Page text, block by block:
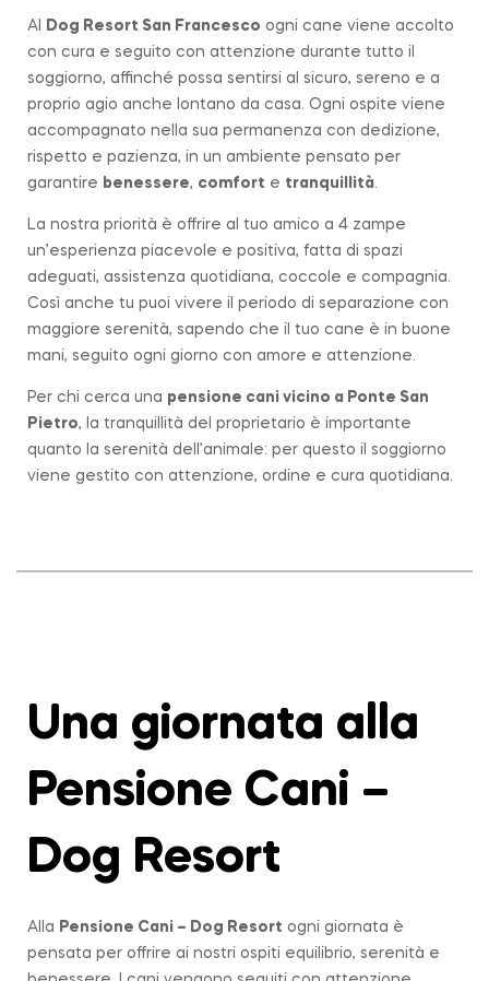
Al Dog Resort San Francesco ogni cane viene accolto
con cura e seguito con attenzione durante tutto il
soggiorno, affinché possa sentirsi al sicuro, sereno e a
proprio agio anche lontano da casa. Ogni ospite viene
accompagnato nella sua permanenza con dedizione,
rispetto e pazienza, in un ambiente pensato per
garantire benessere, comfort e tranquillità
La nostra priorità è offrire al tuo amico a 4 zampe
un’esperienza piacevole e positiva, fatta di spazi
adeguati, assistenza quotidiana, coccole e compagnia.
Così anche tu puoi vivere il periodo di separazione con
maggiore serenità, sapendo che il tuo cane è in buone
mani, seguito ogni giorno con amore e attenzione.
Per chi cerca una pensione cani vicino a Ponte San
Pietro, la tranquillità del proprietario è importante
quanto la serenità dell’animale: per questo il soggiorno
viene gestito con attenzione, ordine e cura quotidiana.
Una giornata alla
Pensione Cani –
Dog Resort
Alla Pensione Cani – Dog Resort ogni giornata è
pensata per offrire ai nostri ospiti equilibrio, serenità e